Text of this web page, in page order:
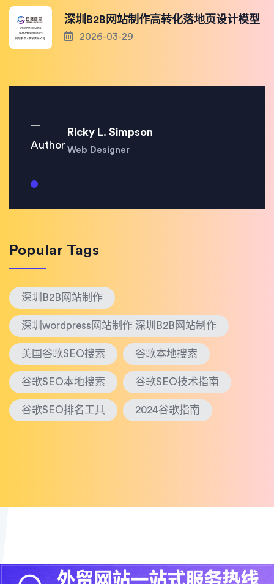
深圳B2B网站制作高转化落地页设计模型
2026-03-29
Ricky L. Simpson
Web Designer
Popular Tags
深圳B2B网站制作
深圳wordpress网站制作 深圳B2B网站制作
美国谷歌SEO搜索 谷歌本地搜索
谷歌SEO本地搜索 谷歌SEO技术指南
谷歌SEO排名工具 2024谷歌指南